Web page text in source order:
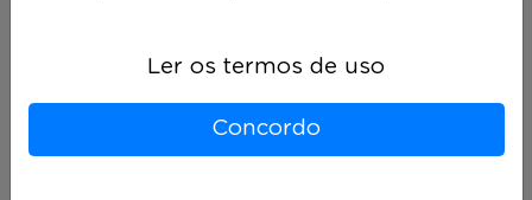
Ler os termos de uso
Concordo